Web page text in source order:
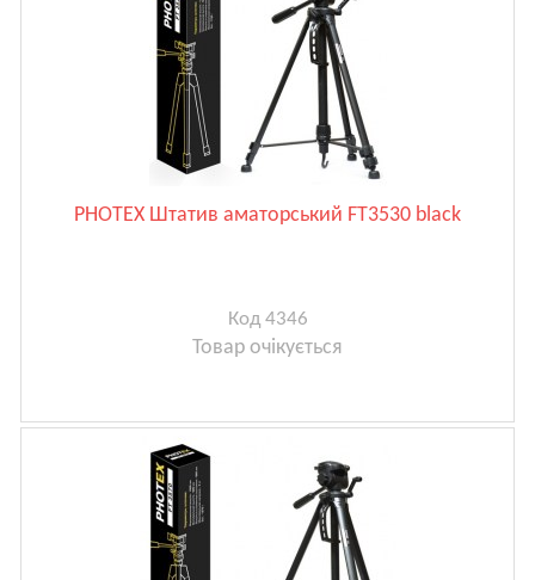
PHOTEX Штатив аматорський FT3530 black
Код 4346
Товар очікується